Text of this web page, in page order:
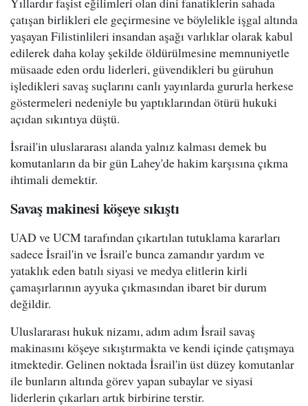
çatışan birlikleri ele geçirmesine ve böylelikle işgal altında
yaşayan Filistinlileri insandan aşağı varlıklar olarak kabul
edilerek daha kolay şekilde öldürülmesine memnuniyetle
müsaade eden ordu liderleri, güvendikleri bu güruhun
işledikleri savaş suçlarını canlı yayınlarda gururla herkese
göstermeleri nedeniyle bu yaptıklarından ötürü hukuki
açıdan sıkıntıya düştü.
İsrail'in uluslararası alanda yalnız kalması demek bu
komutanların da bir gün Lahey'de hakim karşısına çıkma
ihtimali demektir.
Savaş makinesi köşeye sıkıştı
UAD ve UCM tarafından çıkartılan tutuklama kararları
sadece İsrail'in ve İsrail'e bunca zamandır yardım ve
yataklık eden batılı siyasi ve medya elitlerin kirli
çamaşırlarının ayyuka çıkmasından ibaret bir durum
değildir.
Uluslararası hukuk nizamı, adım adım İsrail savaş
makinasını köşeye sıkıştırmakta ve kendi içinde çatışmaya
itmektedir. Gelinen noktada İsrail'in üst düzey komutanlar
ile bunların altında görev yapan subaylar ve siyasi
liderlerin çıkarları artık birbirine terstir.